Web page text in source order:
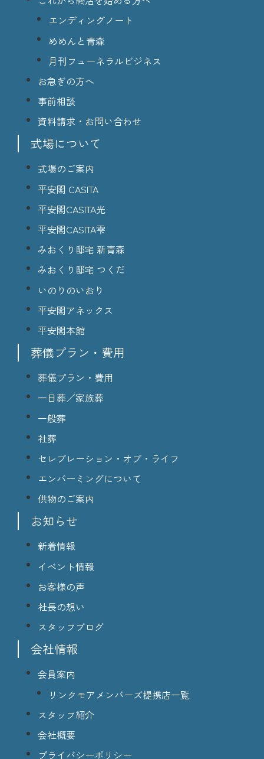
エンディングノート
めめんと青森
月刊フューネラルビジネス
お急ぎの方へ
事前相談
資料請求・お問い合わせ
式場について
式場のご案内
平安閣 CASITA
平安閣CASITA光
平安閣CASITA雫
みおくり邸宅 新青森
みおくり邸宅 つくだ
いのりのいおり
平安閣アネックス
平安閣本館
葬儀プラン・費用
葬儀プラン・費用
一日葬／家族葬
一般葬
社葬
セレブレーション・オブ・ライフ
エンバーミングについて
供物のご案内
お知らせ
新着情報
イベント情報
お客様の声
社長の想い
スタッフブログ
会社情報
会員案内
リンクモアメンバーズ提携店一覧
スタッフ紹介
会社概要
プライバシーポリシー